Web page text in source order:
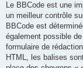
Le BBCode est une
un meilleur contrôle
BBCode est
également possible
formulaire de
HTML, les balises